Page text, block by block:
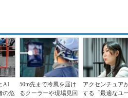
AI
の危
50m先まで冷風を届け
るクーラーや現場見回
アクセンチュア
する「最適なユ